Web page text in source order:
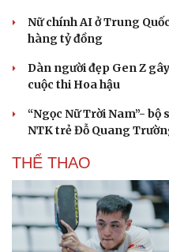
Nữ chính AI ở Trung
hàng tỷ đồng
Dàn người đẹp Gen Z
cuộc thi Hoa hậu
“Ngọc Nữ Trời Nam”-
NTK trẻ Đỗ Quang
THỂ THAO